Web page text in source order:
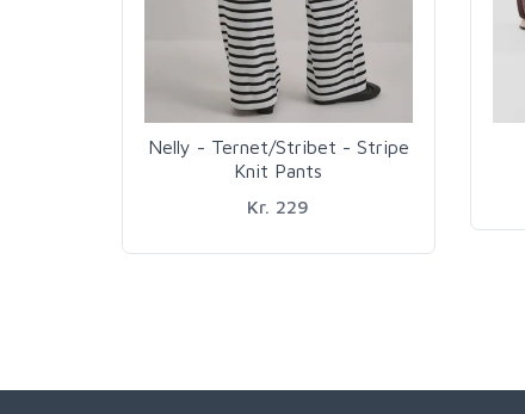
Nelly - Ternet/Stribet - Stripe
Knit Pants
Kr. 229